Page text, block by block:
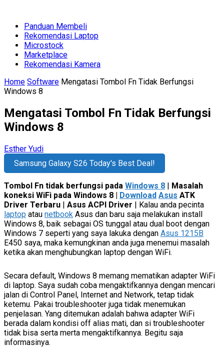
Panduan Membeli
Rekomendasi Laptop
Microstock
Marketplace
Rekomendasi Kamera
Home Software Mengatasi Tombol Fn Tidak Berfungsi
Windows 8
Mengatasi Tombol Fn Tidak Berfungsi
Windows 8
Esther Yudi
Samsung Galaxy S26 Today's Best Deal!
Tombol Fn tidak berfungsi pada Windows 8 | Masalah
koneksi WiFi pada Windows 8 | Download Asus ATK
Driver Terbaru | Asus ACPI Driver | Kalau anda pecinta
laptop atau netbook Asus dan baru saja melakukan install
Windows 8, baik sebagai OS tunggal atau dual boot dengan
Windows 7 seperti yang saya lakuka dengan Asus 1215B
E450 saya, maka kemungkinan anda juga menemui masalah
ketika akan menghubungkan laptop dengan WiFi.
Secara default, Windows 8 memang mematikan adapter WiFi
di laptop. Saya sudah coba mengaktifkannya dengan mencari
jalan di Control Panel, Internet and Network, tetap tidak
ketemu. Pakai troubleshooter juga tidak menemukan
penjelasan. Yang ditemukan adalah bahwa adapter WiFi
berada dalam kondisi off alias mati, dan si troubleshooter
tidak bisa serta merta mengaktifkannya. Begitu saja
informasinya.